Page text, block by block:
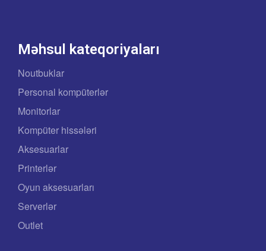
Məhsul kateqoriyaları
Noutbuklar
Personal kompüterlər
Monitorlar
Kompüter hissələri
Aksesuarlar
Printerlər
Oyun aksesuarları
Serverlər
Outlet